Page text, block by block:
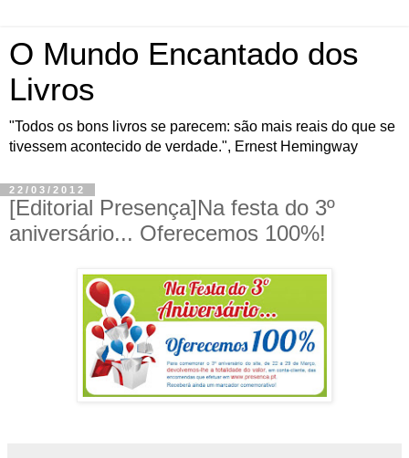
O Mundo Encantado dos
Livros
"Todos os bons livros se parecem: são mais reais do que se
tivessem acontecido de verdade.", Ernest Hemingway
22/03/2012
[Editorial Presença]Na festa do 3º